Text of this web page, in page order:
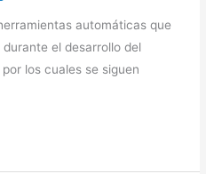
automáticas que
el desarrollo del
los cuales se siguen